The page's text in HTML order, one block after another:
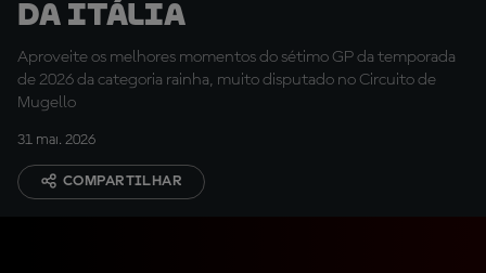
da Itália
Aproveite os melhores momentos do sétimo GP da temporada
de 2026 da categoria rainha, muito disputado no Circuito de
Mugello
31 mai. 2026
COMPARTILHAR